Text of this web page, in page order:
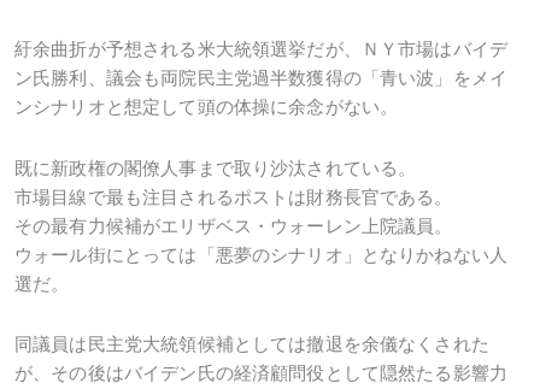
紆余曲折が予想される米大統領選挙だが、ＮＹ市場はバイデ
ン氏勝利、議会も両院民主党過半数獲得の「青い波」をメイ
ンシナリオと想定して頭の体操に余念がない。
既に新政権の閣僚人事まで取り沙汰されている。
市場目線で最も注目されるポストは財務長官である。
その最有力候補がエリザベス・ウォーレン上院議員。
ウォール街にとっては「悪夢のシナリオ」となりかねない人
選だ。
同議員は民主党大統領候補としては撤退を余儀なくされた
が、その後はバイデン氏の経済顧問役として隠然たる影響力